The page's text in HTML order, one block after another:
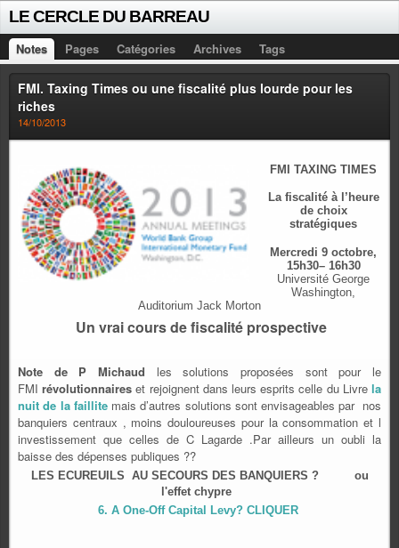
LE CERCLE DU BARREAU
Notes Pages Catégories Archives Tags
FMI. Taxing Times ou une fiscalité plus lourde pour les
riches
14/10/2013
FMI TAXING TIMES
La fiscalité à l’heure
de choix
stratégiques
Mercredi 9 octobre,
15h30– 16h30
Université George
Washington,
Auditorium Jack Morton
Un vrai cours de fiscalité prospective
Note de P Michaud les solutions proposées sont pour le
FMIrévolutionnaireset rejoignent dans leurs esprits celle du Livrela
nuit de la faillite mais d’autres solutions sont envisageables par nos
banquiers centraux , moins douloureuses pour la consommation et l
investissement que celles de C Lagarde .Par ailleurs un oubli la
baisse des dépenses publiques ??
LES ECUREUILS AU SECOURS DES BANQUIERS ?
ou
l'effet chypre
6. A One-Off Capital Levy? CLIQUER